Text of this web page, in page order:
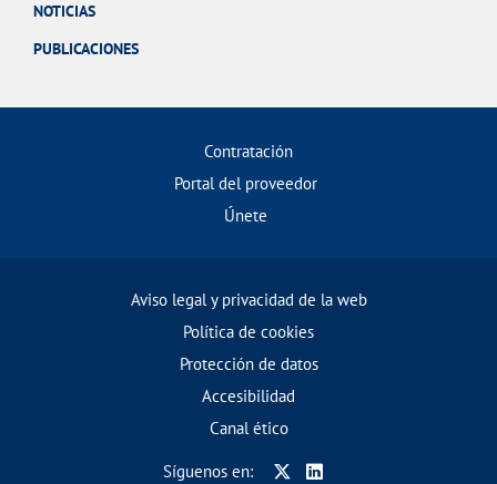
NOTICIAS
PUBLICACIONES
Contratación
Portal del proveedor
Únete
Aviso legal y privacidad de la web
Política de cookies
Protección de datos
Accesibilidad
Canal ético
Síguenos en: